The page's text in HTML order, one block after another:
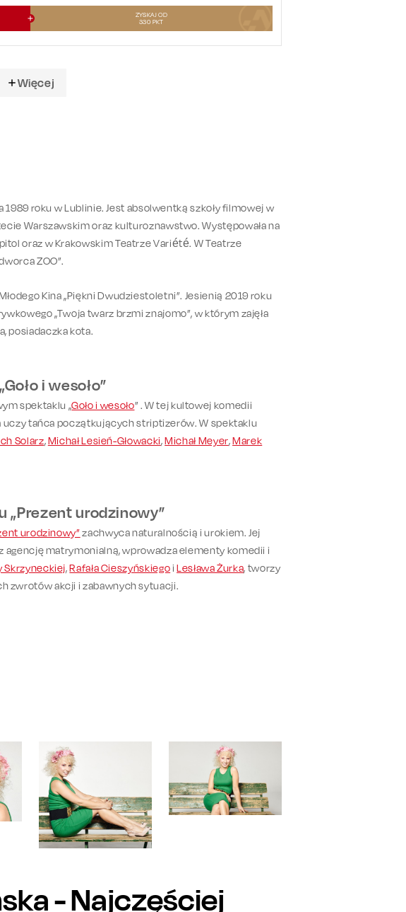
ZYSKAJ OD
330 PKT
Więcej
1989 roku w Lublinie. Jest absolwentką szkoły filmowej w
Warszawskim oraz kulturoznawstwo. Występowała na
oraz w Krakowskim Teatrze Variété. W Teatrze
ZOO”.
Kina „Piękni Dwudziestoletni”. Jesienią 2019 roku
„Twoja twarz brzmi znajomo”, w którym zajęła
posiadaczka kota.
i wesoło”
spektaklu „Goło i wesoło” . W tej kultowej komedii
uczy tańca początkujących striptizerów. W spektaklu
Solarz,Michał Lesień-Głowacki,Michał Meyer,Marek
„Prezent urodzinowy”
urodzinowy”zachwyca naturalnością i urokiem. Jej
agencję matrymonialną, wprowadza elementy komedii i
Skrzyneckiej,Rafała CieszyńskiegoiLesława Żurka, tworzy
zwrotów akcji i zabawnych sytuacji.
- Najczęściej